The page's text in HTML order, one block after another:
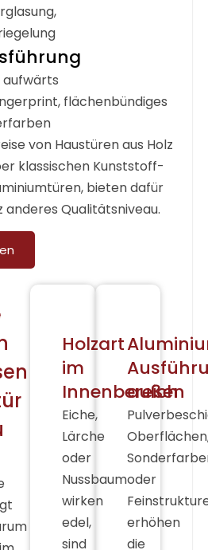
aufwärts
flächenbündiges
von Haustüren aus Holz
klassischen Kunststoff-
bieten dafür
anderes Qualitätsniveau.
Holzart
im
Innenbereich
Eiche,
Lärche
oder
Nussbaum
wirken
edel,
sind
außen
oder
erhöhen
die